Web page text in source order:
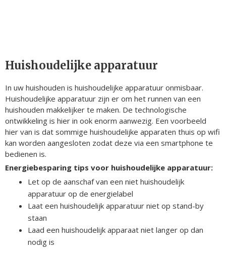
Huishoudelijke apparatuur
In uw huishouden is huishoudelijke apparatuur onmisbaar.
Huishoudelijke apparatuur zijn er om het runnen van een
huishouden makkelijker te maken. De technologische
ontwikkeling is hier in ook enorm aanwezig. Een voorbeeld
hier van is dat sommige huishoudelijke apparaten thuis op wifi
kan worden aangesloten zodat deze via een smartphone te
bedienen is.
Energiebesparing tips voor huishoudelijke apparatuur:
Let op de aanschaf van een niet huishoudelijk
apparatuur op de energielabel
Laat een huishoudelijk apparatuur niet op stand-by
staan
Laad een huishoudelijk apparaat niet langer op dan
nodig is